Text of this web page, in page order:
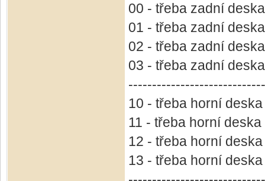
00 - třeba zadní
01 - třeba zadní
02 - třeba zadní
03 - třeba zadní
10 - třeba horní
11 - třeba horní
12 - třeba horní
13 - třeba horní